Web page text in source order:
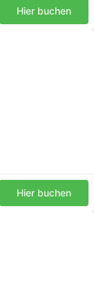
Hier buchen
Hier buchen